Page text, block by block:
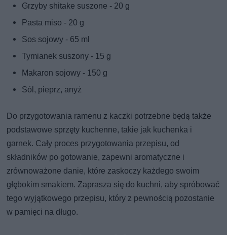
Grzyby shitake suszone - 20 g
Pasta miso - 20 g
Sos sojowy - 65 ml
Tymianek suszony - 15 g
Makaron sojowy - 150 g
Sól, pieprz, anyż
Do przygotowania ramenu z kaczki potrzebne będą także
podstawowe sprzęty kuchenne, takie jak kuchenka i
garnek. Cały proces przygotowania przepisu, od
składników po gotowanie, zapewni aromatyczne i
zrównoważone danie, które zaskoczy każdego swoim
głębokim smakiem. Zaprasza się do kuchni, aby spróbować
tego wyjątkowego przepisu, który z pewnością pozostanie
w pamięci na długo.